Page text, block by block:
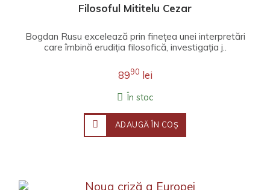
Filosoful Mititelu Cezar
Bogdan Rusu excelează prin finețea unei interpretări
care îmbină erudiția filosofică, investigația j..
8990 lei
În stoc
ADAUGĂ ÎN COŞ